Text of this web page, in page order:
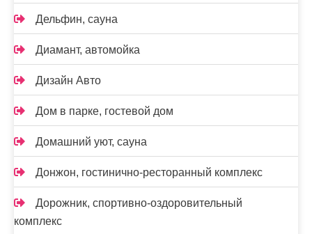
Дельфин, сауна
Диамант, автомойка
Дизайн Авто
Дом в парке, гостевой дом
Домашний уют, сауна
Донжон, гостинично-ресторанный комплекс
Дорожник, спортивно-оздоровительный
комплекс